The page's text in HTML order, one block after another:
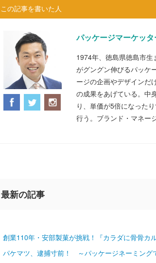
この記事を書いた人
パッケージマーケッ
1974年、徳島県徳島市
がグングン伸びるパッケ
ージの企画やデザインだ
の成果をあげている。中
り、単価が5倍になった
行う。ブランド・マネー
最新の記事
創業110年・安部製菓が挑戦！『カラダに骨骨カ
パケマツ、逮捕寸前！ ～パッケージネーミング